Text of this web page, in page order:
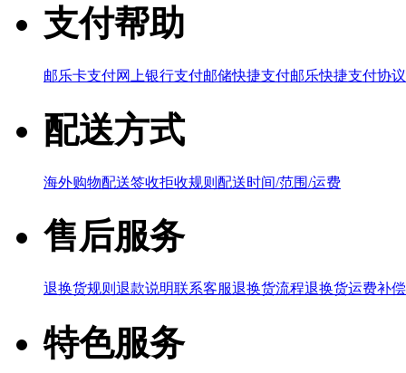
支付帮助
邮乐卡支付网上银行支付邮储快捷支付邮乐快捷支付协议
配送方式
海外购物配送签收拒收规则 配送时间/范围/运费
售后服务
退换货规则 退款说明联系客服退换货流程退换货运费补
特色服务